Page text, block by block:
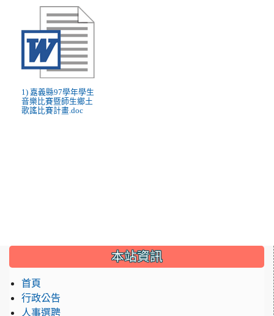
1) 嘉義縣97學年學生
音樂比賽暨師生鄉土
歌謠比賽計畫.doc
::: 本站資訊
首頁
行政公告
人事選聘